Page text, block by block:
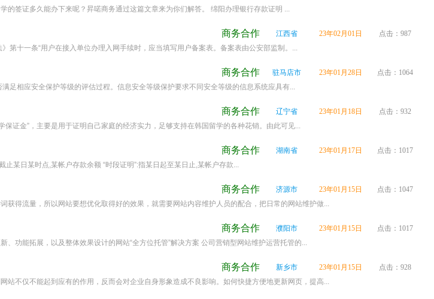
签证多久能办下来呢？昇喏商务通过这篇文章来为你们解答。 绵阳办理银行存款证明 ...
商务合作 江西省 23年02月01日
点击：987
第十一条“用户在接入单位办理入网手续时，应当填写用户备案表。备案表由公安部监制。...
商务合作 驻马店市 23年01月28日
点击：1064
足相应安全保护等级的评估过程。信息安全等级保护要求不同安全等级的信息系统应具有...
商务合作 辽宁省 23年01月18日
点击：932
证金”，主要是用于证明自己家庭的经济实力，足够支持在韩国留学的各种花销。由此可见...
商务合作 湖南省 23年01月17日
点击：1017
止某日某时点,某帐户存款余额 “时段证明”:指某日起至某日止,某帐户存款...
商务合作 济源市 23年01月15日
点击：1047
获得流量，所以网站要想优化取得好的效果，就需要网站内容维护人员的配合，把日常的网站维护做...
商务合作 濮阳市 23年01月15日
点击：1017
功能拓展，以及整体效果设计的网站“全方位托管”解决方案 公司营销型网站维护运营托管的...
商务合作 新乡市 23年01月15日
点击：928
不仅不能起到应有的作用，反而会对企业自身形象造成不良影响。如何快捷方便地更新网页，提高...